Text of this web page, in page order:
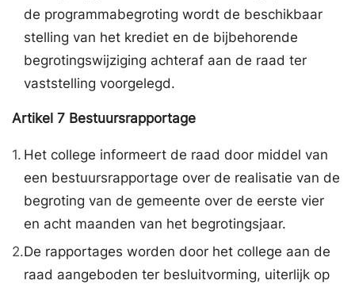
de programmabegroting wordt de beschikbaar
stelling van het krediet en de bijbehorende
begrotingswijziging achteraf aan de raad ter
vaststelling voorgelegd.
Artikel 7 Bestuursrapportage
1. Het college informeert de raad door middel van
een bestuursrapportage over de realisatie van de
begroting van de gemeente over de eerste vier
en acht maanden van het begrotingsjaar.
2.De rapportages worden door het college aan de
raad aangeboden ter besluitvorming, uiterlijk op